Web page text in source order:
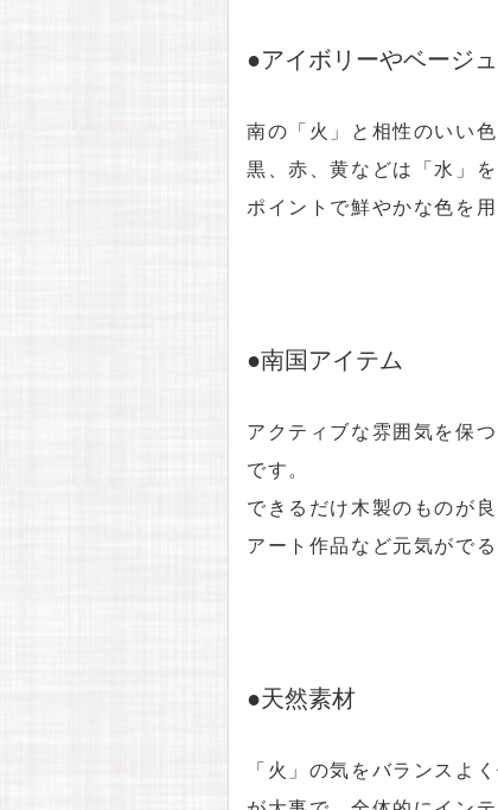
●アイボリーやベージ
南の「火」と相性のいい
黒、赤、黄などは「水」
ポイントで鮮やかな色を
●南国アイテム
アクティブな雰囲気を保
です。
できるだけ木製のものが
アート作品など元気がで
●天然素材
「火」の気をバランスよ